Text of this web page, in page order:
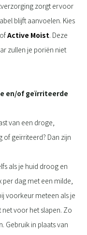
zorgt ervoor
blijft aanvoelen. Kies
ofActive Moist. Deze
zullen je poriën niet
en/of geïrriteerde
van een droge,
of geïrriteerd? Dan zijn
als je huid droog en
dag met een milde,
voorkeur meteen als je
voor het slapen. Zo
Gebruik in plaats van